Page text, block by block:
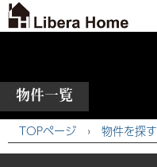
物件一覧
TOPページ › 物件を探す